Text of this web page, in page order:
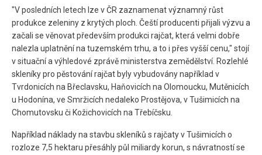
"V posledních letech lze v ČR zaznamenat významný růst
produkce zeleniny z krytých ploch. Čeští producenti přijali výzvu a
začali se věnovat především produkci rajčat, která velmi dobře
nalezla uplatnění na tuzemském trhu, a to i přes vyšší cenu," stojí
v situační a výhledové zprávě ministerstva zemědělství. Rozlehlé
skleníky pro pěstování rajčat byly vybudovány například v
Tvrdonicích na Břeclavsku, Haňovicích na Olomoucku, Mutěnicích
u Hodonína, ve Smržicích nedaleko Prostějova, v Tušimicích na
Chomutovsku či Kožichovicích na Třebíčsku.
Například náklady na stavbu skleníků s rajčaty v Tušimicích o
rozloze 7,5 hektaru přesáhly půl miliardy korun, s návratností se